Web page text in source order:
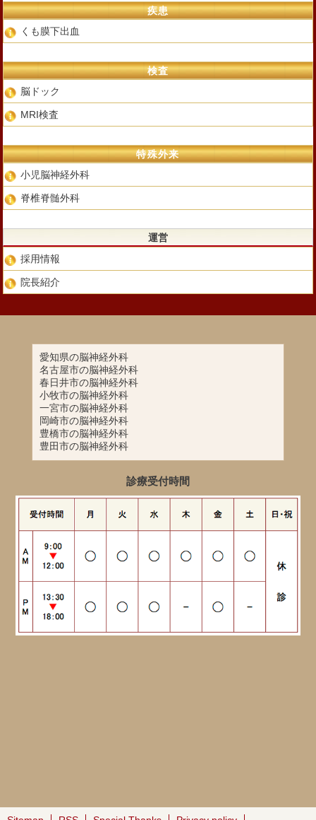
疾患
くも膜下出血
検査
脳ドック
MRI検査
特殊外来
小児脳神経外科
脊椎脊髄外科
運営
採用情報
院長紹介
愛知県の脳神経外科
名古屋市の脳神経外科
春日井市の脳神経外科
小牧市の脳神経外科
一宮市の脳神経外科
岡崎市の脳神経外科
豊橋市の脳神経外科
豊田市の脳神経外科
診療受付時間